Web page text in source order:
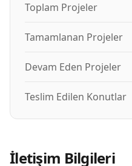
Toplam Projeler
Tamamlanan Projeler
Devam Eden Projeler
Teslim Edilen Konutlar
İletişim Bilgileri